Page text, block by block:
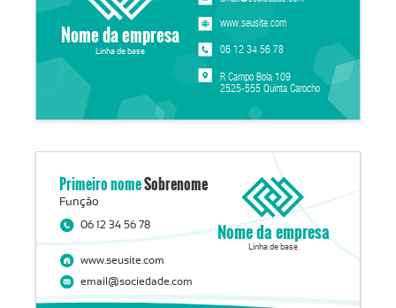
06 12 34 56 78
R Campo Bola 109
2525-555 Quinta Carocho
www.seusite.com
Nome da empresa
Linha de base
Nome da empresa
Linha de base
email@sociedade.com
06 12 34 56 78
www.seusite.com
Função
Primeiro nomeSobrenome